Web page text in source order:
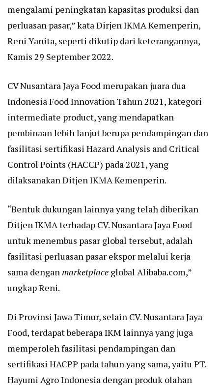
mengalami peningkatan kapasitas produksi dan
perluasan pasar,” kata Dirjen IKMA Kemenperin,
Reni Yanita, seperti dikutip dari keterangannya,
Kamis 29 September 2022.
CV Nusantara Jaya Food merupakan juara dua
Indonesia Food Innovation Tahun 2021, kategori
intermediate product, yang mendapatkan
pembinaan lebih lanjut berupa pendampingan dan
fasilitasi sertifikasi Hazard Analysis and Critical
Control Points (HACCP) pada 2021, yang
dilaksanakan Ditjen IKMA Kemenperin.
“Bentuk dukungan lainnya yang telah diberikan
Ditjen IKMA terhadap CV. Nusantara Jaya Food
untuk menembus pasar global tersebut, adalah
fasilitasi perluasan pasar ekspor melalui kerja
sama denganmarketplace global Alibaba.com,”
ungkap Reni.
Di Provinsi Jawa Timur, selain CV. Nusantara Jaya
Food, terdapat beberapa IKM lainnya yang juga
memperoleh fasilitasi pendampingan dan
sertifikasi HACPP pada tahun yang sama, yaitu PT.
Hayumi Agro Indonesia dengan produk olahan